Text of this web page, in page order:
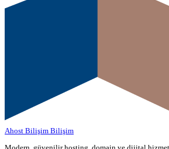
Ahost Bilişim Bilişim